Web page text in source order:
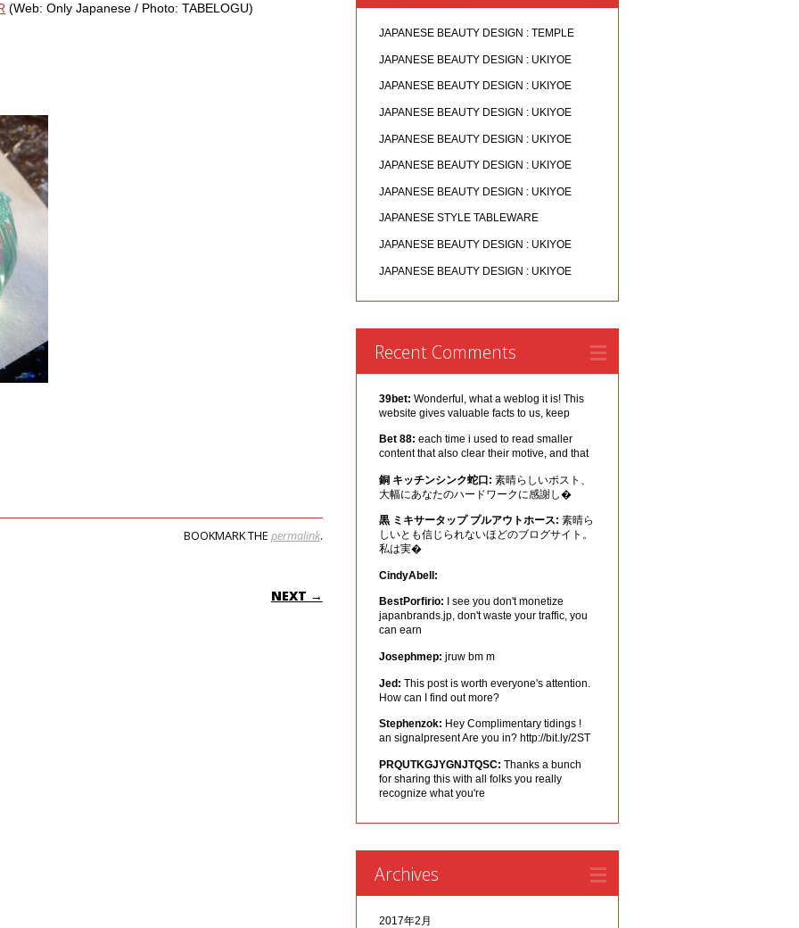
(Web: Only Japanese / Photo: TABELOGU)
BOOKMARK THE permalink.
NEXT →
JAPANESE BEAUTY DESIGN : TEMPLE
JAPANESE BEAUTY DESIGN : UKIYOE
JAPANESE BEAUTY DESIGN : UKIYOE
JAPANESE BEAUTY DESIGN : UKIYOE
JAPANESE BEAUTY DESIGN : UKIYOE
JAPANESE BEAUTY DESIGN : UKIYOE
JAPANESE BEAUTY DESIGN : UKIYOE
JAPANESE STYLE TABLEWARE
JAPANESE BEAUTY DESIGN : UKIYOE
JAPANESE BEAUTY DESIGN : UKIYOE
Recent Comments
39bet: Wonderful, what a weblog it is! This
website gives valuable facts to us, keep
Bet 88: each time i used to read smaller
content that also clear their motive, and that
銅 キッチンシンク蛇口: 素晴らしいポスト、
大幅にあなたのハードワークに感謝し�
黒 ミキサータップ プルアウトホース: 素晴ら
しいとも信じられないほどのブログサイト。
私は実�
CindyAbell:
BestPorfirio: I see you don't monetize
japanbrands.jp, don't waste your traffic, you
can earn
Josephmep: jruw bm m
Jed: This post is worth everyone's attention.
How can I find out more?
Stephenzok: Hey Complimentary tidings !
an signalpresent Are you in? http://bit.ly/2ST
PRQUTKGJYGNJTQSC: Thanks a bunch
for sharing this with all folks you really
recognize what you're
Archives
2017年2月